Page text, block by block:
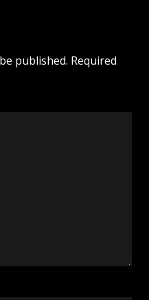
published. Required